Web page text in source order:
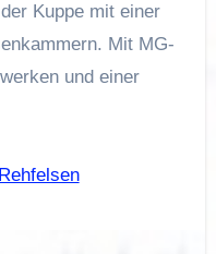
Kuppe mit einer
Mit MG-
und einer